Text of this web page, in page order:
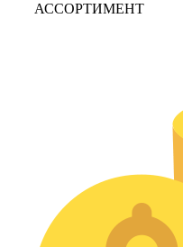
АССОРТИМЕНТ